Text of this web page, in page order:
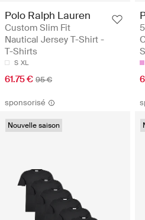
Polo Ralph Lauren
Custom Slim Fit
Nautical Jersey T-Shirt -
T-Shirts
S XL
61.75 € 95 €
sponsorisé
Nouvelle saison